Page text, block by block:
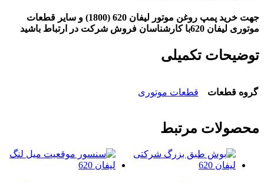
جهت خرید پمپ روغن موتور لیفان 620 (1800) و سایر قطعات
موتوری لیفان 620با کارشناسان فروش شرکت در ارتباط باشید
توضیحات تکمیلی
گروه قطعات قطعات موتوری
محصولات مرتبط